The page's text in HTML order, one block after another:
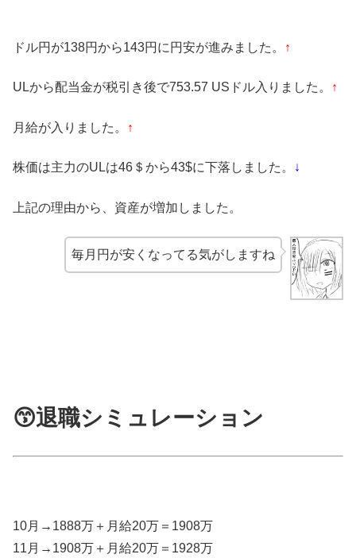
ドル円が138円から143円に円安が進みました。 ↑
ULから配当金が税引き後で753.57 USドル入りました。 ↑
月給が入りました。 ↑
株価は主力のULは46＄から43$に下落しました。 ↓
上記の理由から、資産が増加しました。
毎月円が安くなってる気がしますね
😙退職シミュレーション
10月→1888万＋月給20万＝1908万
11月→1908万＋月給20万＝1928万